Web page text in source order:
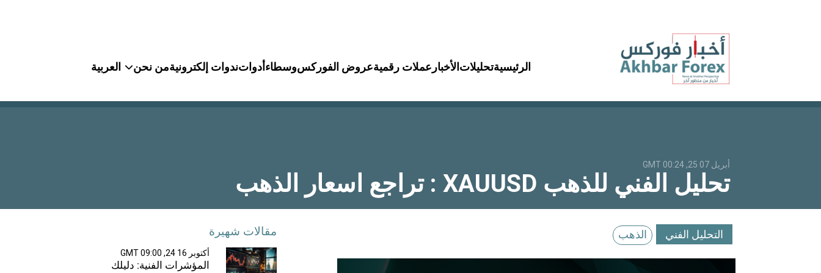
الرئيسيةتحليلات الأخبار عملات رقميةعروض الفوركسوسطاءأدواتندوات إلكترونيةمن نحن العربية
أبريل 07 25, 00:24 GMT
تحليل الفني للذهب XAUUSD : تراجع اسعار الذهب
التحليل الفني الذهب مقالات شهيرة
أكتوبر 16 24, 09:00 GMT
المؤشرات الفنية: دليلك